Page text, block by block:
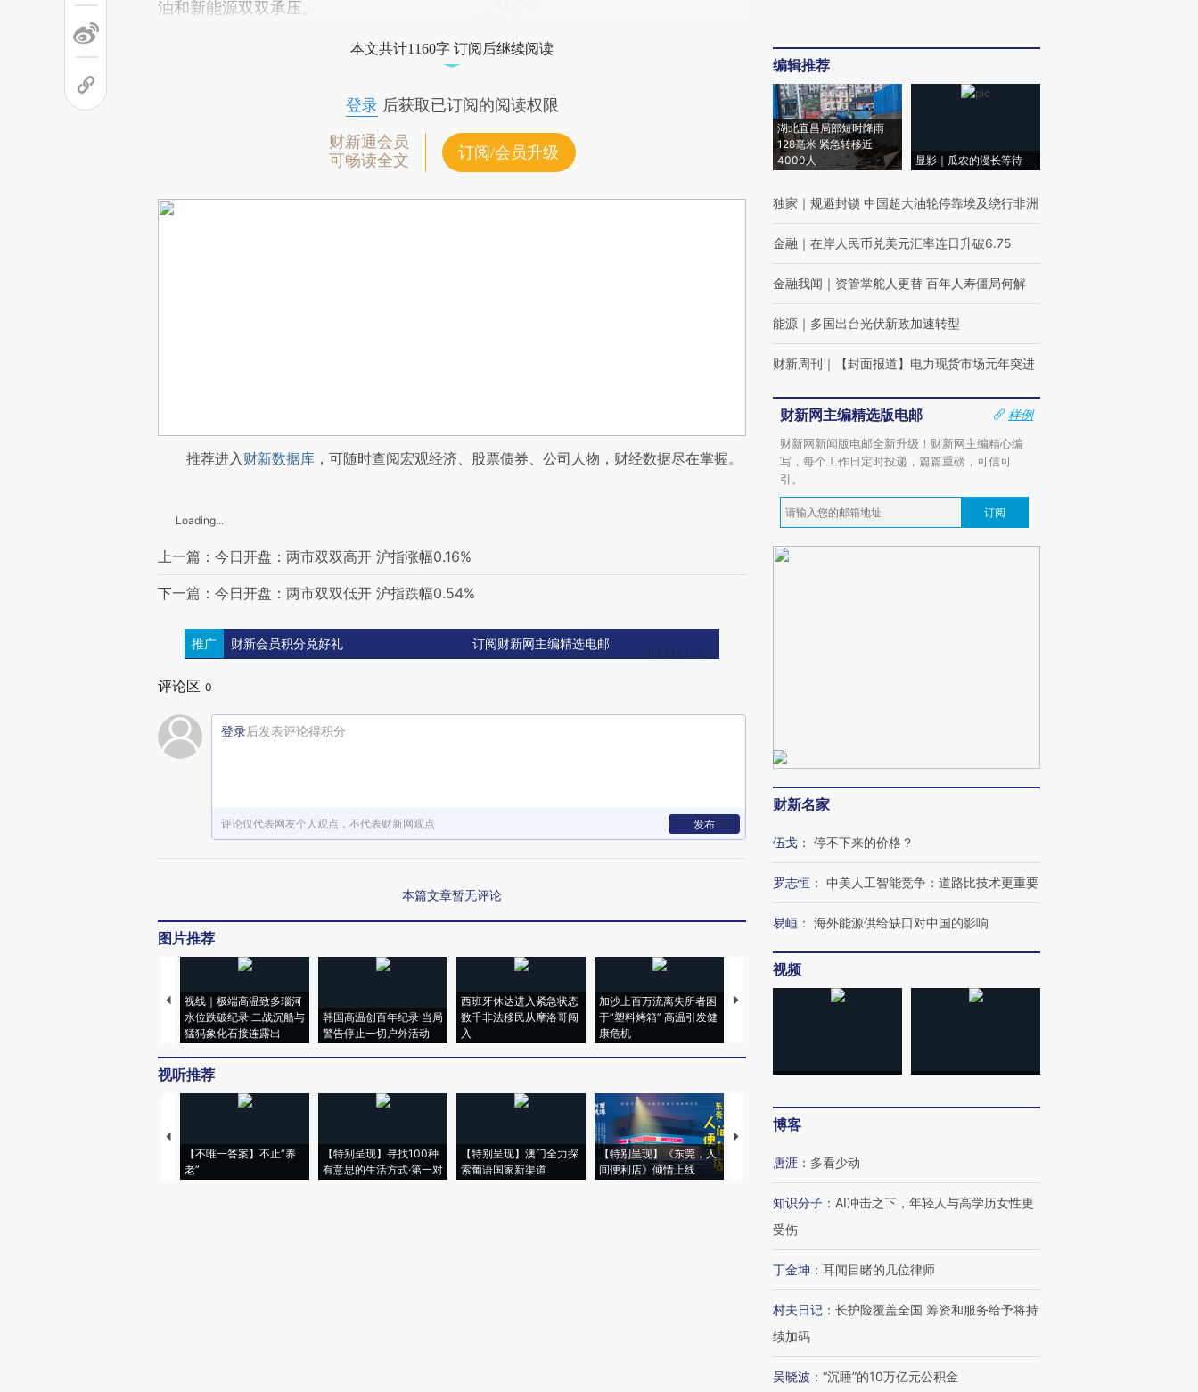
油和新能源双双承压。
本文共计1160字 订阅后继续阅读
登录后获取已订阅的阅读权限
财新通会员
可畅读全文
订阅/会员升级
推荐进入财新数据库 ，可随时查阅宏观经济、股票债券、公司人物，财经数据尽在掌握。
Loading...
上一篇：今日开盘：两市双双高开 沪指涨幅0.16%
下一篇：今日开盘：两市双双低开 沪指跌幅0.54%
推广 财新会员积分兑好礼 订阅财新网主编精选电邮
评论区 0
登录后发表评论得积分
评论仅代表网友个人观点，不代表财新网观点 发布
本篇文章暂无评论
图片推荐
视线｜极端高温致多瑙河
水位跌破纪录 二战沉船与
猛犸象化石接连露出
韩国高温创百年纪录 当局
警告停止一切户外活动
西班牙休达进入紧急状态
数千非法移民从摩洛哥闯
入
加沙上百万流离失所者困
于“塑料烤箱” 高温引发健
康危机
视线｜HYROX的吸金
马航飞行员跨国走私7万
视听推荐
【不唯一答案】不止“养
老”
【特别呈现】寻找100种
有意思的生活方式·第一对
【特别呈现】澳门全力探
索葡语国家新渠道
【特别呈现】《东莞，人
间便利店》倾情上线
【推广】走进第四届链博
会，让数智科技“链”接产
编辑推荐
湖北宜昌局部短时降雨
128毫米 紧急转移近
4000人
显影｜瓜农的漫长等待
独家 ｜ 规避封锁 中国超大油轮停靠埃及绕行非洲
金融 ｜ 在岸人民币兑美元汇率连日升破6.75
金融我闻 ｜ 资管掌舵人更替 百年人寿僵局何解
能源 ｜ 多国出台光伏新政加速转型
财新周刊 ｜ 【封面报道】电力现货市场元年突进
财新网主编精选版电邮
样例
财新网新闻版电邮全新升级！财新网主编精心编
写，每个工作日定时投递，篇篇重磅，可信可
引。
订阅
财新名家
伍戈 ： 停不下来的价格？
罗志恒 ： 中美人工智能竞争：道路比技术更重要
易峘 ： 海外能源供给缺口对中国的影响
视频
博客
唐涯 ： 多看少动
知识分子 ： AI冲击之下，年轻人与高学历女性更
受伤
丁金坤 ： 耳闻目睹的几位律师
村夫日记 ： 长护险覆盖全国 筹资和服务给予将持
续加码
吴晓波 ： “沉睡”的10万亿元公积金